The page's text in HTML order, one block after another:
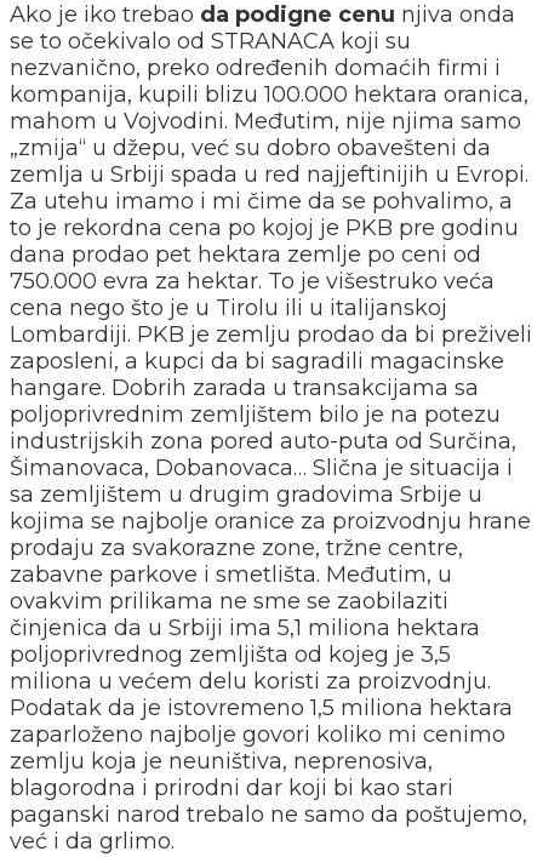
Ako je iko trebao da podigne cenu njiva onda
se to očekivalo od STRANACA koji su
nezvanično, preko određenih domaćih firmi i
kompanija, kupili blizu 100.000 hektara oranica,
mahom u Vojvodini. Međutim, nije njima samo
„zmija“ u džepu, već su dobro obavešteni da
zemlja u Srbiji spada u red najjeftinijih u Evropi.
Za utehu imamo i mi čime da se pohvalimo, a
to je rekordna cena po kojoj je PKB pre godinu
dana prodao pet hektara zemlje po ceni od
750.000 evra za hektar. To je višestruko veća
cena nego što je u Tirolu ili u italijanskoj
Lombardiji. PKB je zemlju prodao da bi preživeli
zaposleni, a kupci da bi sagradili magacinske
hangare. Dobrih zarada u transakcijama sa
poljoprivrednim zemljištem bilo je na potezu
industrijskih zona pored auto-puta od Surčina,
Šimanovaca, Dobanovaca… Slična je situacija i
sa zemljištem u drugim gradovima Srbije u
kojima se najbolje oranice za proizvodnju hrane
prodaju za svakorazne zone, tržne centre,
zabavne parkove i smetlišta. Međutim, u
ovakvim prilikama ne sme se zaobilaziti
činjenica da u Srbiji ima 5,1 miliona hektara
poljoprivrednog zemljišta od kojeg je 3,5
miliona u većem delu koristi za proizvodnju.
Podatak da je istovremeno 1,5 miliona hektara
zaparloženo najbolje govori koliko mi cenimo
zemlju koja je neuništiva, neprenosiva,
blagorodna i prirodni dar koji bi kao stari
paganski narod trebalo ne samo da poštujemo,
već i da grlimo.